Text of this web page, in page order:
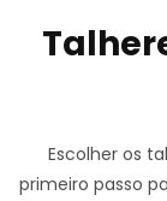
Escolher os
primeiro passo